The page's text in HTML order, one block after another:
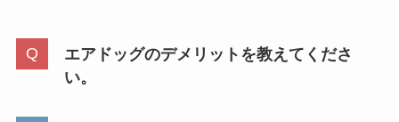
エアドッグのデメリットを教えてくださ
い。